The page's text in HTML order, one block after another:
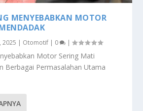
MENYEBABKAN MOTOR
2025 | Otomotif | 0 |
Motor Sering Mati
Berbagai Permasalahan Utama